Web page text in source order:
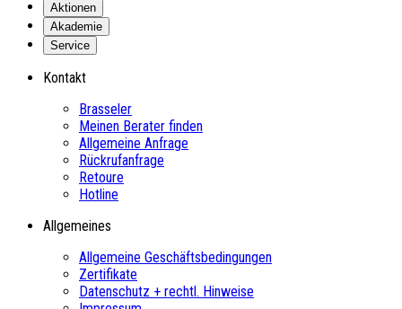
Aktionen
Akademie
Service
Kontakt
Brasseler
Meinen Berater finden
Allgemeine Anfrage
Rückrufanfrage
Retoure
Hotline
Allgemeines
Allgemeine Geschäftsbedingungen
Zertifikate
Datenschutz + rechtl. Hinweise